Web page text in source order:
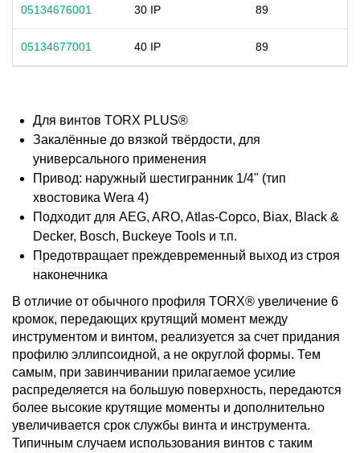
05134676001 30 IP 89
05134677001 40 IP 89
Для винтов TORX PLUS®
Закалённые до вязкой твёрдости, для
универсального применения
Привод: наружный шестигранник 1/4" (тип
хвостовика Wera 4)
Подходит для AEG, ARO, Atlas-Copco, Biax, Black &
Decker, Bosch, Buckeye Tools и т.п.
Предотвращает преждевременный выход из строя
наконечника
В отличие от обычного профиля TORX® увеличение 6
кромок, передающих крутящий момент между
инструментом и винтом, реализуется за счет придания
профилю эллипсоидной, а не округлой формы. Тем
самым, при завинчивании прилагаемое усилие
распределяется на большую поверхность, передаются
более высокие крутящие моменты и дополнительно
увеличивается срок службы винта и инструмента.
Типичным случаем использования винтов с таким